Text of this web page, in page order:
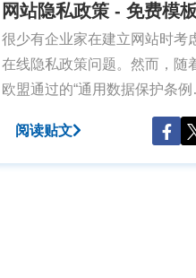
网站隐私政策 - 免费模板
很少有企业家在建立网站时考
在线隐私政策问题。然而，随
欧盟通过的“通用数据保护条例”
（GDPR）法律通过，希望在
上开展业务的企业便需要做出
变。 在这篇文章中，我们将详细
阅读贴文